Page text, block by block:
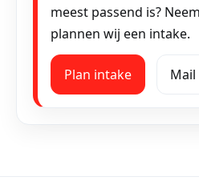
meest passend is?
plannen wij een intake.
Plan intake Mail